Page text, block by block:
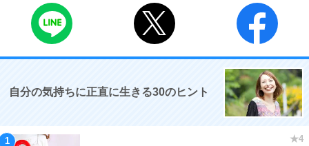
自分の気持ちに正直に生きる30のヒント